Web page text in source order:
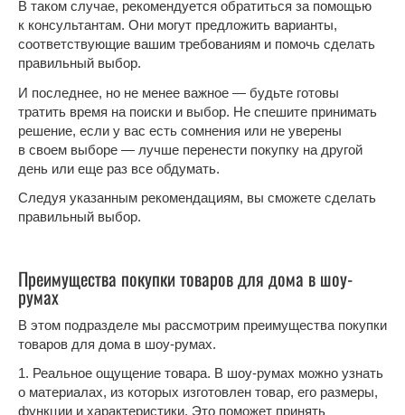
В таком случае, рекомендуется обратиться за помощью
к консультантам. Они могут предложить варианты,
соответствующие вашим требованиям и помочь сделать
правильный выбор.
И последнее, но не менее важное — будьте готовы
тратить время на поиски и выбор. Не спешите принимать
решение, если у вас есть сомнения или не уверены
в своем выборе — лучше перенести покупку на другой
день или еще раз все обдумать.
Следуя указанным рекомендациям, вы сможете сделать
правильный выбор.
Преимущества покупки товаров для дома в шоу-
румах
В этом подразделе мы рассмотрим преимущества покупки
товаров для дома в шоу-румах.
1. Реальное ощущение товара. В шоу-румах можно узнать
о материалах, из которых изготовлен товар, его размеры,
функции и характеристики. Это поможет принять